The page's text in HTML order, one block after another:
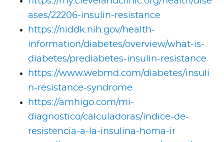
ases/22206-insulin-resistance
https://niddk.nih.gov/health-
information/diabetes/overview/what-is-
diabetes/prediabetes-insulin-resistance
https://www.webmd.com/diabetes/insuli
n-resistance-syndrome
https://amhigo.com/mi-
diagnostico/calculadoras/indice-de-
resistencia-a-la-insulina-homa-ir